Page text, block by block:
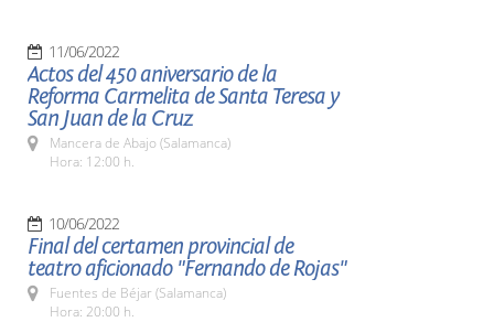
11/06/2022
Actos del 450 aniversario de la
Reforma Carmelita de Santa Teresa y
San Juan de la Cruz
Mancera de Abajo (Salamanca)
Hora: 12:00 h.
10/06/2022
Final del certamen provincial de
teatro aficionado "Fernando de Rojas"
Fuentes de Béjar (Salamanca)
Hora: 20:00 h.